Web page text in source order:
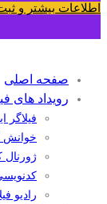
اطلاعات بیشتر و
صفحه اصلی
رویداد های
فیلاگر
خوانش
رادیو